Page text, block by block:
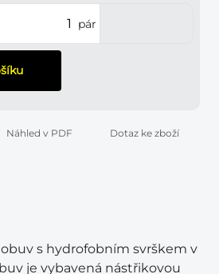
pár
Náhled v PDF Dotaz ke zboží
s hydrofobním svrškem v
je vybavená nástřikovou